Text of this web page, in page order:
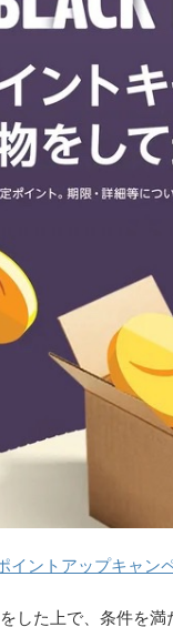
イントアップキャン
した上で、条件を満